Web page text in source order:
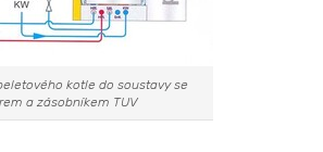
kotle do soustavy se
a zásobníkem TUV